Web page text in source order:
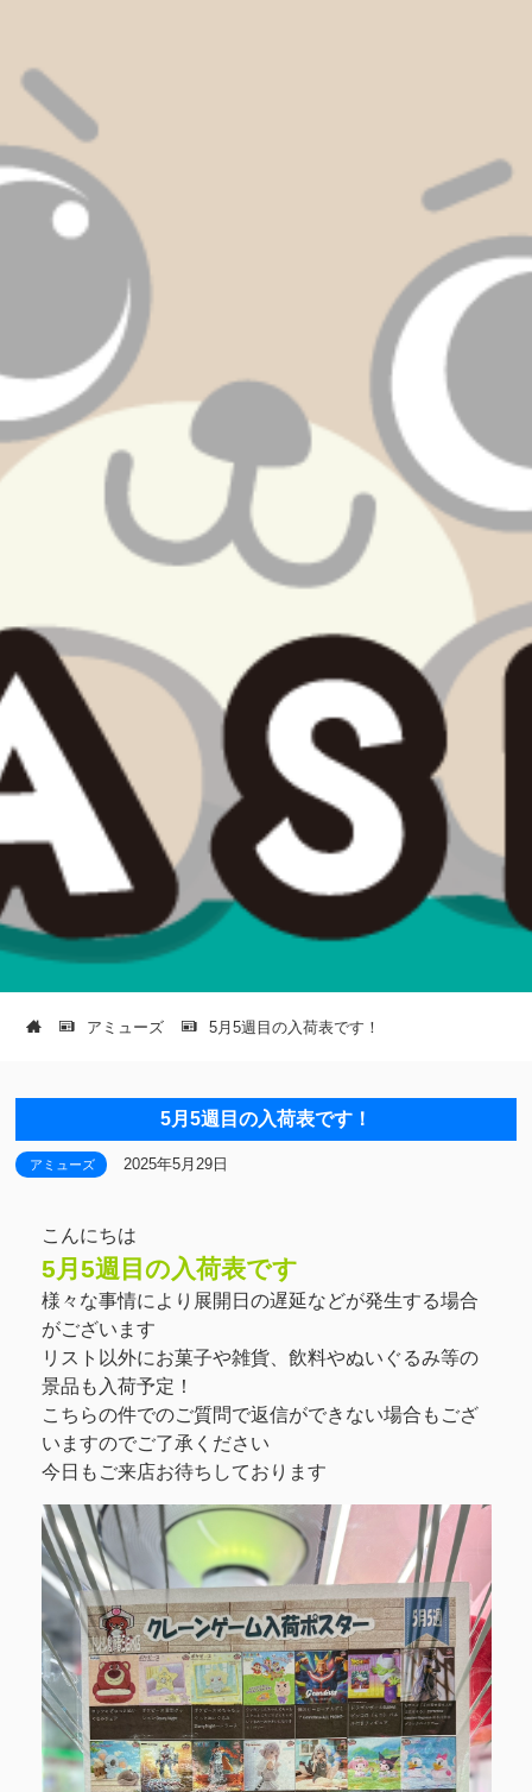
アミューズ 5月5週目の入荷表です！
5月5週目の入荷表です！
アミューズ 2025年5月29日
こんにちは
5月5週目の入荷表です
様々な事情により展開日の遅延などが発生する場合
がございます
リスト以外にお菓子や雑貨、飲料やぬいぐるみ等の
景品も入荷予定！
こちらの件でのご質問で返信ができない場合もござ
いますのでご了承ください
今日もご来店お待ちしております